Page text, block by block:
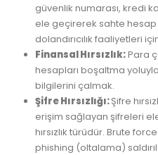
güvenlik numarası, kredi
ele geçirerek sahte
dolandırıcılık faaliyetleri
Finansal Hırsızlık:Para
hesapları boşaltma
bilgilerini çalmak.
Şifre Hırsızlığı:Şifre
erişim sağlayan şifreleri
hırsızlık türüdür. Brute
phishing (oltalama)